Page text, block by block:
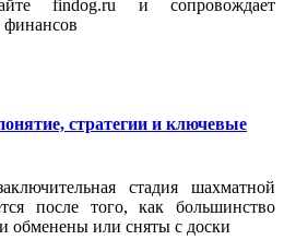
findog.ru и сопровождает
финансов
стратегии и ключевые
стадия шахматной
после того, как большинство
обменены или сняты с доски